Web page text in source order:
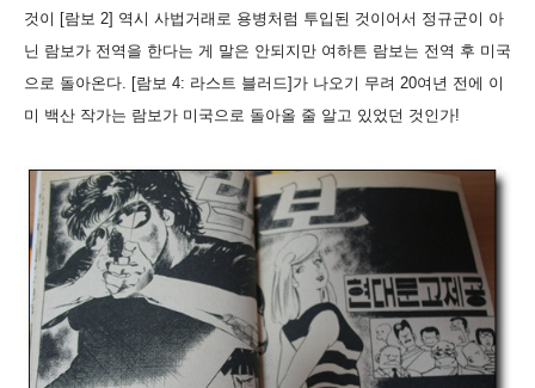
것이 [람보 2] 역시 사법거래로 용병처럼 투입된 것이어서 정규군이 아
닌 람보가 전역을 한다는 게 말은 안되지만 여하튼 람보는 전역 후 미국
으로 돌아온다. [람보 4: 라스트 블러드]가 나오기 무려 20여년 전에 이
미 백산 작가는 람보가 미국으로 돌아올 줄 알고 있었던 것인가!